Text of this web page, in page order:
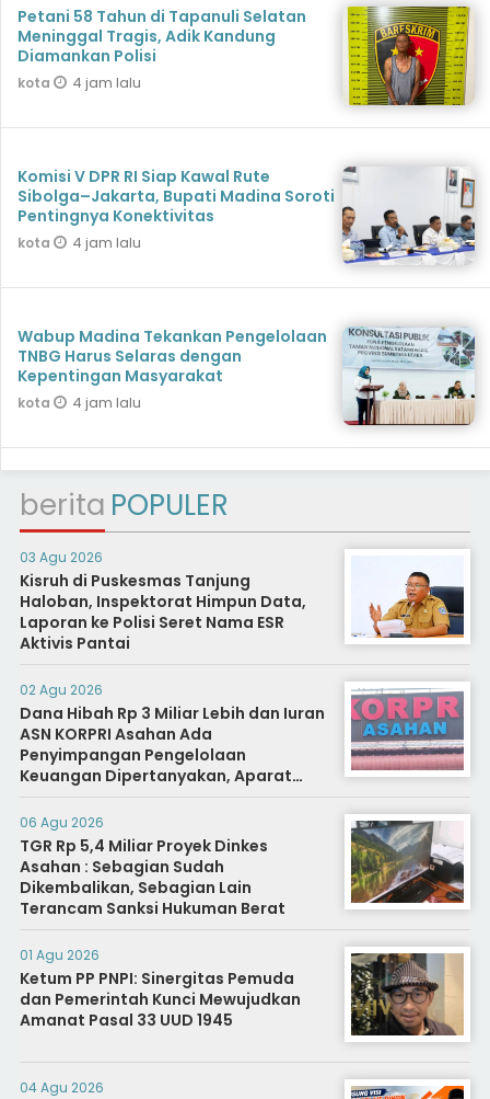
Petani 58 Tahun di Tapanuli Selatan
Meninggal Tragis, Adik Kandung
Diamankan Polisi
kota 4 jam lalu
Komisi V DPR RI Siap Kawal Rute
Sibolga–Jakarta, Bupati Madina Soroti
Pentingnya Konektivitas
kota 4 jam lalu
Wabup Madina Tekankan Pengelolaan
TNBG Harus Selaras dengan
Kepentingan Masyarakat
kota 4 jam lalu
berita POPULER
03 Agu 2026
Kisruh di Puskesmas Tanjung
Haloban, Inspektorat Himpun Data,
Laporan ke Polisi Seret Nama ESR
Aktivis Pantai
02 Agu 2026
Dana Hibah Rp 3 Miliar Lebih dan Iuran
ASN KORPRI Asahan Ada
Penyimpangan Pengelolaan
Keuangan Dipertanyakan, Aparat
Diminta Segera Usut
06 Agu 2026
TGR Rp 5,4 Miliar Proyek Dinkes
Asahan : Sebagian Sudah
Dikembalikan, Sebagian Lain
Terancam Sanksi Hukuman Berat
01 Agu 2026
Ketum PP PNPI: Sinergitas Pemuda
dan Pemerintah Kunci Mewujudkan
Amanat Pasal 33 UUD 1945
04 Agu 2026